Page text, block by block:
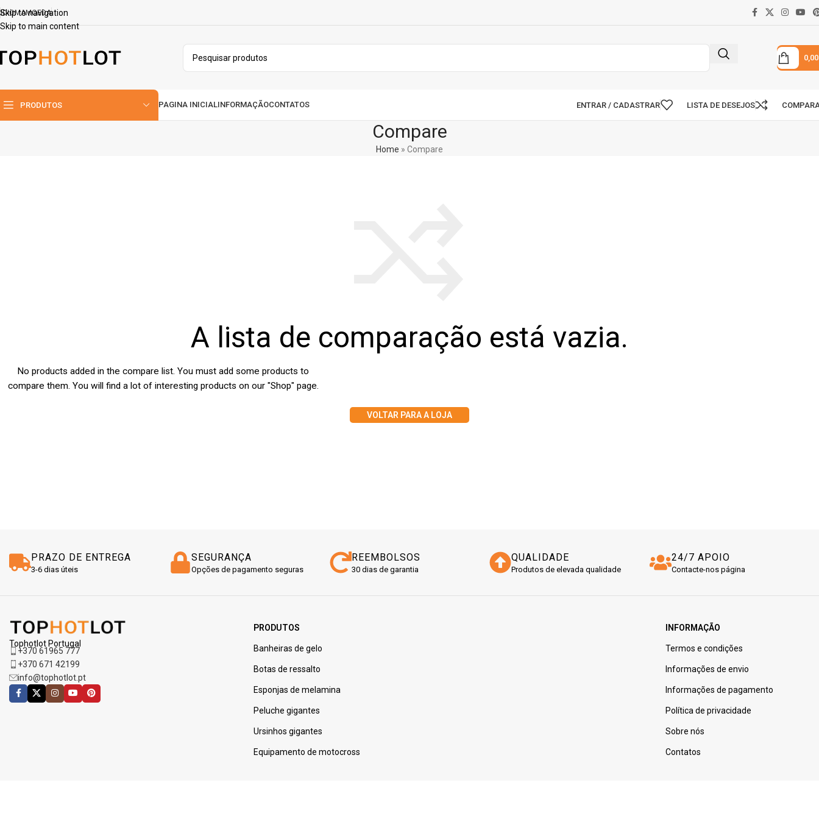
Skip to navigation
Skip to main content
IDIOMAMOEDA
PRODUTOS PAGINA INICIALINFORMAÇÃOCONTATOS ENTRAR / CADASTRAR LISTA DE DESEJOS
Compare
Home » Compare
A lista de comparação está vazia.
No products added in the compare list. You must add some products to
compare them. You will find a lot of interesting products on our "Shop" page.
VOLTAR PARA A LOJA
PRAZO DE ENTREGA
3-6 dias úteis
SEGURANÇA
Opções de pagamento seguras
REEMBOLSOS
30 dias de garantia
QUALIDADE
Produtos de elevada qualidade
24/7 APOIO
Contacte-nos página
Tophotlot Portugal
+370 61965 777
+370 671 42199
info@tophotlot.pt
PRODUTOS
Banheiras de gelo
Botas de ressalto
Esponjas de melamina
Peluche gigantes
Ursinhos gigantes
Equipamento de motocross
INFORMAÇÃO
Termos e condições
Informações de envio
Informações de pagamento
Política de privacidade
Sobre nós
Contatos